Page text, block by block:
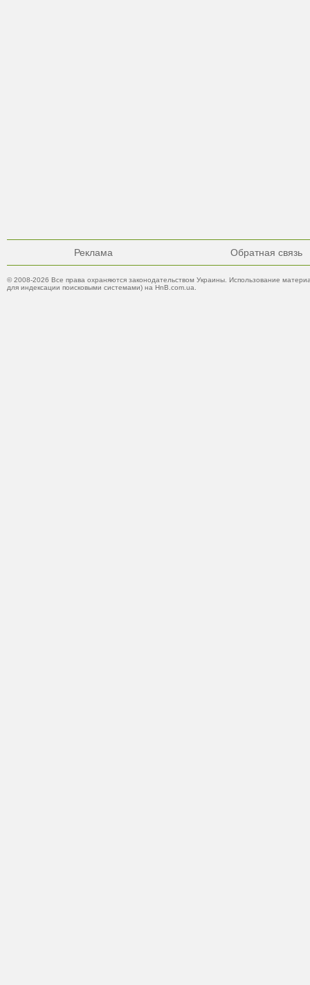
Реклама Обратная связь
© 2008-2026 Все права охраняются законодательством Украины. Использование
для индексации поисковыми системами) на HnB.com.ua.